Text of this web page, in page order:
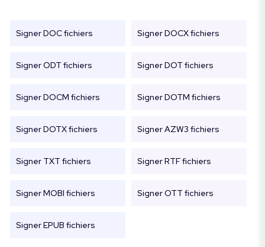
Signer DOC fichiers Signer DOCX fichiers
Signer ODT fichiers Signer DOT fichiers
Signer DOCM fichiers Signer DOTM fichiers
Signer DOTX fichiers Signer AZW3 fichiers
Signer TXT fichiers Signer RTF fichiers
Signer MOBI fichiers Signer OTT fichiers
Signer EPUB fichiers